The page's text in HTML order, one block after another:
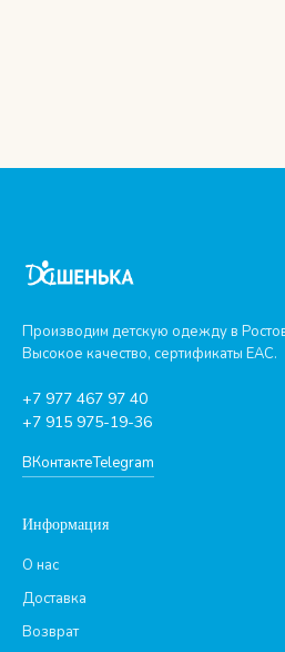
Производим детскую одежду в
Высокое качество, сертификаты ЕАС.
+7 977 467 97 40
+7 915 975-19-36
ВКонтактеTelegram
Информация
О нас
Доставка
Возврат